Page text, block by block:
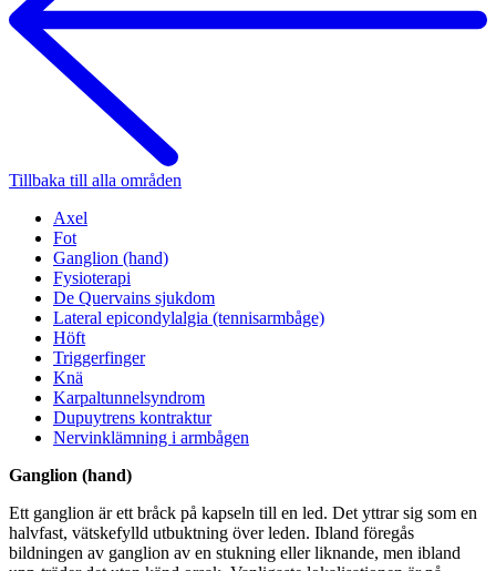
Tillbaka till alla områden
Axel
Fot
Ganglion (hand)
Fysioterapi
De Quervains sjukdom
Lateral epicondylalgia (tennisarmbåge)
Höft
Triggerfinger
Knä
Karpaltunnelsyndrom
Dupuytrens kontraktur
Nervinklämning i armbågen
Ganglion (hand)
Ett ganglion är ett bråck på kapseln till en led. Det yttrar sig som en
halvfast, vätskefylld utbuktning över leden. Ibland föregås
bildningen av ganglion av en stukning eller liknande, men ibland